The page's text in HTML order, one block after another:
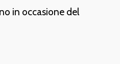
in occasione del